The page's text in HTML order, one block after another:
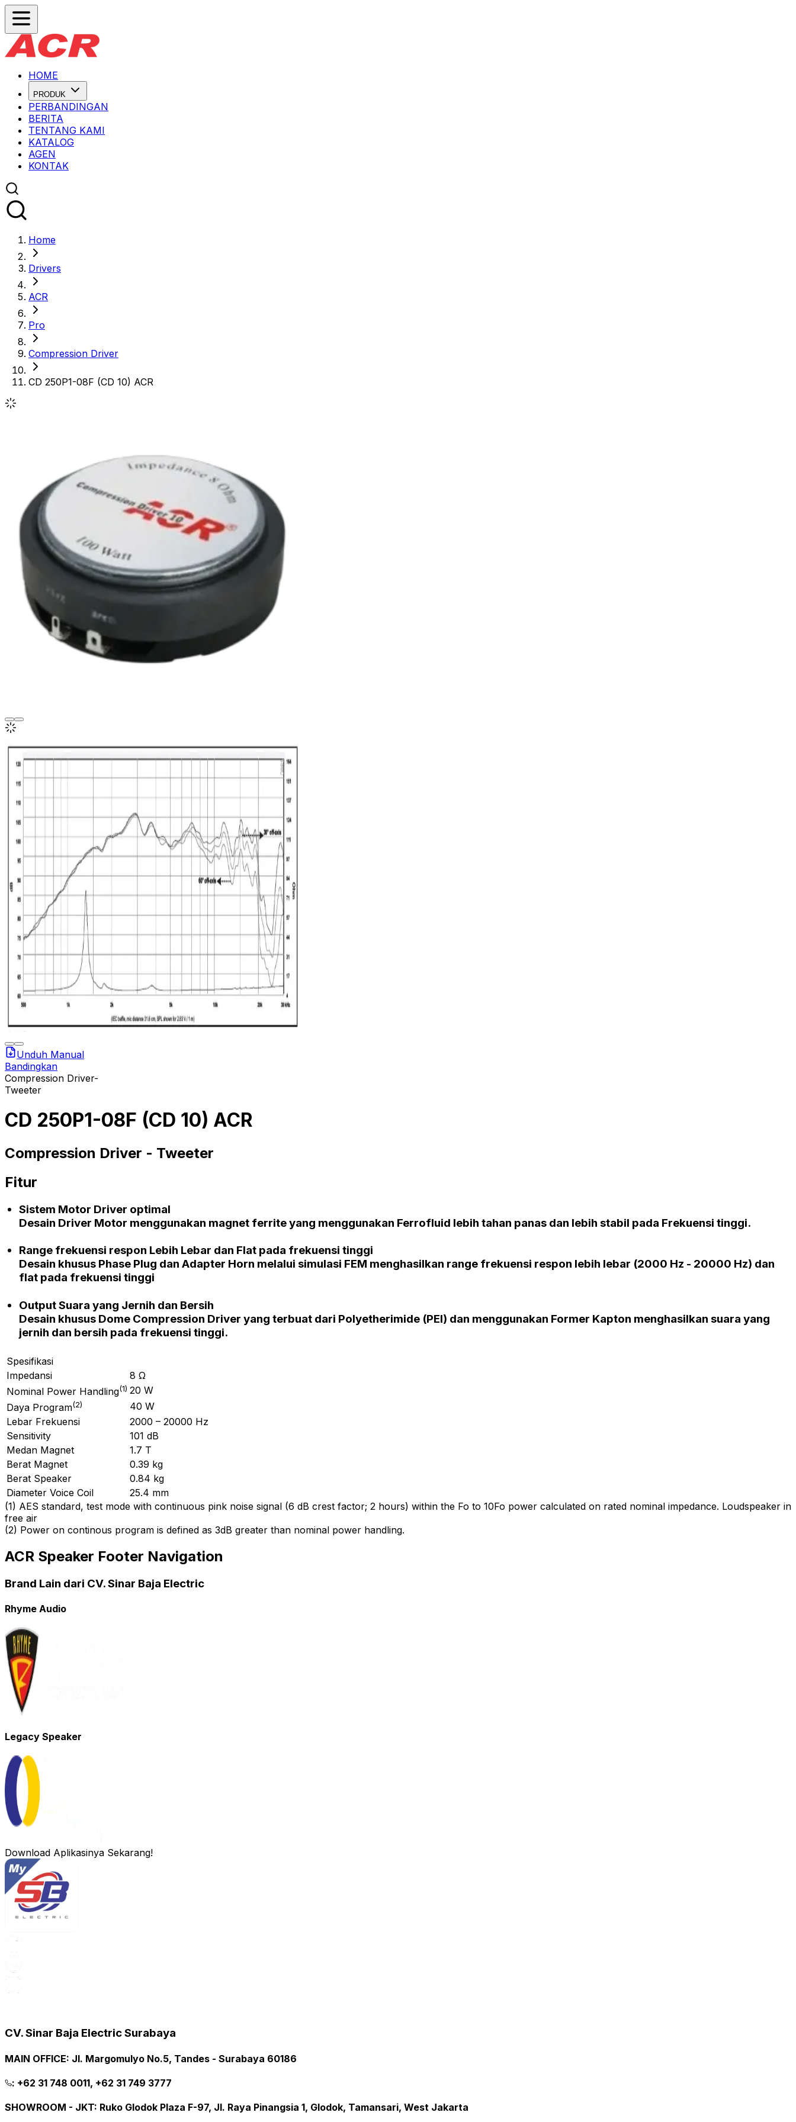
HOME
PRODUK
PERBANDINGAN
BERITA
TENTANG KAMI
KATALOG
AGEN
KONTAK
Home
Drivers
ACR
Pro
Compression Driver
CD 250P1-08F (CD 10) ACR
Unduh Manual
Bandingkan
Compression Driver-
Tweeter
CD 250P1-08F (CD 10) ACR
Compression Driver - Tweeter
Fitur
Sistem Motor Driver optimal
Desain Driver Motor menggunakan magnet ferriteyang menggunakan Ferrofluid lebih tahan panas dan lebih stabil pada Frekuensi tinggi.
Range frekuensi respon Lebih Lebar dan Flat pada frekuensi tinggi
Desain khusus Phase Plug dan Adapter Horn melalui simulasi FEM menghasilkan range frekuensi respon lebih lebar (2000 Hz - 20000 Hz) dan
flat pada frekuensi tinggi
Output Suara yang Jernih dan Bersih
Desain khusus Dome Compression Driver yang terbuat dari Polyetherimide (PEI) dan menggunakan Former Kapton menghasilkan suara yang
jernih dan bersih pada frekuensi tinggi.
Spesifikasi
Impedansi
8 Ω
Nominal Power Handling(1) 20 W
Daya Program(2)
40 W
Lebar Frekuensi
2000 – 20000 Hz
Sensitivity
101 dB
Medan Magnet
1.7 T
Berat Magnet
0.39 kg
Berat Speaker
0.84 kg
Diameter Voice Coil
25.4 mm
(1) AES standard, test mode with continuous pink noise signal (6 dB crest factor; 2 hours) within the Fo to 10Fo power calculated on rated nominal impedance. Loudspeaker in
free air
(2) Power on continous program is defined as 3dB greater than nominal power handling.
ACR Speaker Footer Navigation
Brand Lain dari CV. Sinar Baja Electric
Rhyme Audio
Legacy Speaker
Download Aplikasinya Sekarang!
CV. Sinar Baja Electric Surabaya
MAIN OFFICE: Jl. Margomulyo No.5, Tandes - Surabaya 60186
: +62 31 748 0011, +62 31 749 3777
SHOWROOM - JKT: Ruko Glodok Plaza F-97, Jl. Raya Pinangsia 1, Glodok, Tamansari, West Jakarta